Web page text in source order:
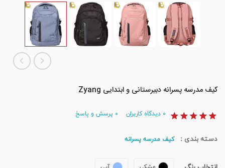
کیف مدرسه پسرانه دبیرستانی و ابتدایی Zyang
دیدگاه کاربران پرسش و پاسخ
دسته بندی : کیف مدرسه پسرانه